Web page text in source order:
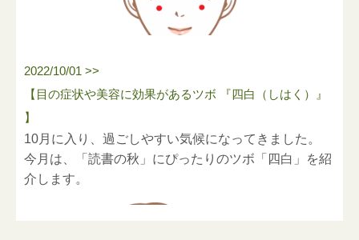
2022/10/01 >>
【目の症状や美容に効果があるツボ 『四白（しはく）』
】
10月に入り、過ごしやすい気候になってきました。
今月は、「読書の秋」にぴったりのツボ「四白」を紹
介します。